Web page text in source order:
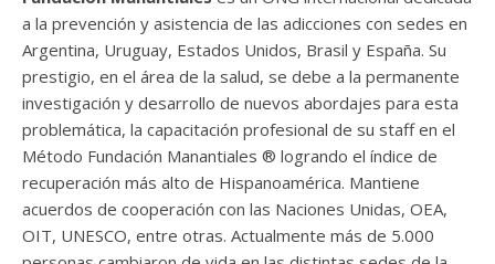
a la prevención y asistencia de las adicciones con sedes en
Argentina, Uruguay, Estados Unidos, Brasil y España. Su
prestigio, en el área de la salud, se debe a la permanente
investigación y desarrollo de nuevos abordajes para esta
problemática, la capacitación profesional de su staff en el
Método Fundación Manantiales ® logrando el índice de
recuperación más alto de Hispanoamérica. Mantiene
acuerdos de cooperación con las Naciones Unidas, OEA,
OIT, UNESCO, entre otras. Actualmente más de 5.000